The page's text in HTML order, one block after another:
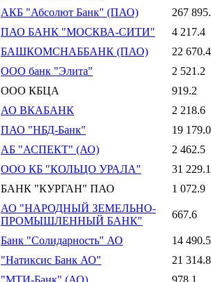
АКБ "Абсолют Банк" (ПАО)
267
ПАО БАНК "МОСКВА-СИТИ"
4 217.4
БАШКОМСНАББАНК (ПАО)
22 670.4
ООО банк "Элита"
2 521.2
ООО КБЦА
919.2
АО ВКАБАНК
2 218.6
ПАО "НБД-Банк"
19 179.0
АБ "АСПЕКТ" (АО)
2 462.5
ООО КБ "КОЛЬЦО УРАЛА"
31 229.1
БАНК "КУРГАН" ПАО 1 072.9
АО "НАРОДНЫЙ ЗЕМЕЛЬНО-
ПРОМЫШЛЕННЫЙ БАНК"
667.6
Банк "Солидарность" АО
14 490.5
"Натиксис Банк АО"
21 314.8